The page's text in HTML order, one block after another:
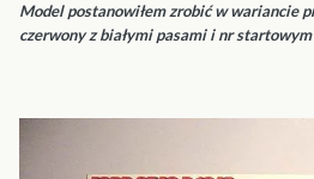
Model postanowiłem zrobić w wariancie
czerwony z białymi pasami i nr